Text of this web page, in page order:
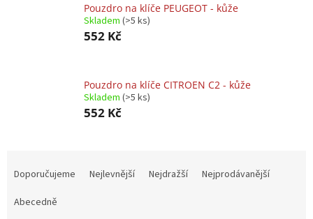
Pouzdro na klíče PEUGEOT - kůže
Skladem (>5 ks)
552 Kč
Pouzdro na klíče CITROEN C2 - kůže
Skladem (>5 ks)
552 Kč
Doporučujeme Nejlevnější Nejdražší
Nejprodávanější
Abecedně